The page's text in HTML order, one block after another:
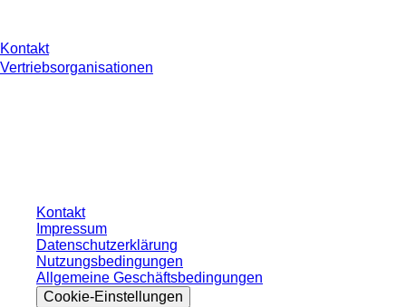
Kontakt
Vertriebsorganisationen
Kontakt
Impressum
Datenschutzerklärung
Nutzungsbedingungen
Allgemeine Geschäftsbedingungen
Cookie-Einstellungen